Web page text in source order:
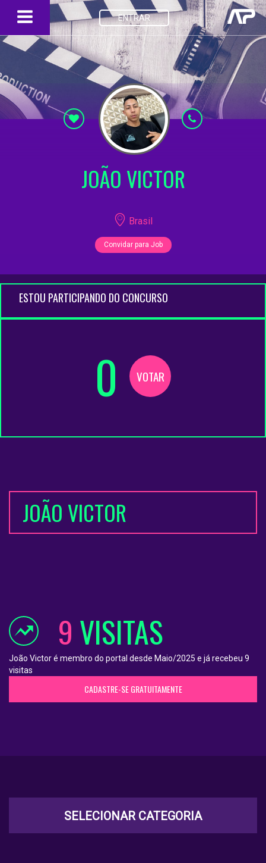
ENTRAR
JOÃO VICTOR
Brasil
Convidar para Job
ESTOU PARTICIPANDO DO CONCURSO
0 VOTAR
JOÃO VICTOR
9 VISITAS
João Victor é membro do portal desde Maio/2025 e já recebeu 9
visitas
CADASTRE-SE GRATUITAMENTE
SELECIONAR CATEGORIA